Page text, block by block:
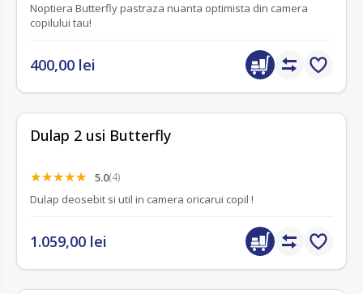
Noptiera Butterfly pastraza nuanta optimista din camera
copilului tau!
400,00 lei
Dulap 2 usi Butterfly
5.0(4)
Dulap deosebit si util in camera oricarui copil !
1.059,00 lei